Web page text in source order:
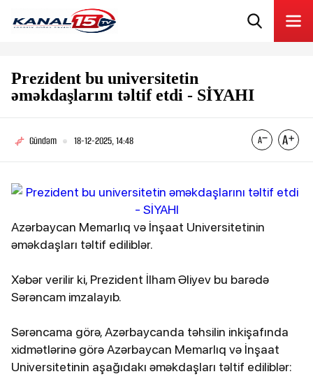
Prezident bu universitetin
əməkdaşlarını təltif etdi - SİYAHI
Gündəm 18-12-2025, 14:48
Azərbaycan Memarlıq və İnşaat Universitetinin
əməkdaşları təltif ediliblər.
Xəbər verilir ki, Prezident İlham Əliyev bu barədə
Sərəncam imzalayıb.
Sərəncama görə, Azərbaycanda təhsilin inkişafında
xidmətlərinə görə Azərbaycan Memarlıq və İnşaat
Universitetinin aşağıdakı əməkdaşları təltif ediliblər: